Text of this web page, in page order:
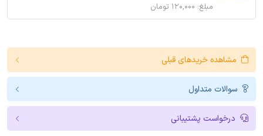
مبلغ: ۱۲۰,۰۰۰ تومان
مشاهده خریدهای قبلی
سوالات متداول
درخواست پشتیبانی